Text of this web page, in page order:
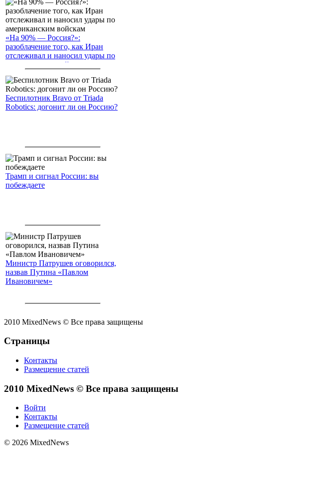
«На 90% — Россия?»:
разоблачение того, как Иран
отслеживал и наносил удары по
американским войскам
Беспилотник Bravo от Triada
Robotics: догонит ли он Россию?
Трамп и сигнал России: вы
побеждаете
Министр Патрушев оговорился,
назвав Путина «Павлом
Ивановичем»
2010 MixedNews © Все права защищены
Страницы
Контакты
Размещение статей
2010 MixedNews © Все права защищены
Войти
Контакты
Размещение статей
© 2026 MixedNews